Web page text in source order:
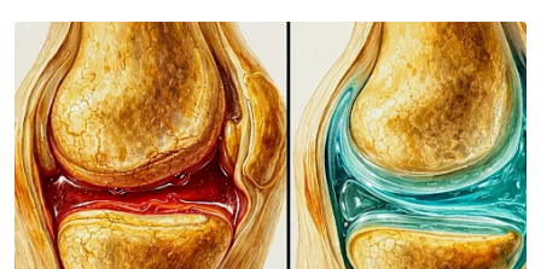
Berita Telus & Tulus menerusi E-Mel setiap
hari!